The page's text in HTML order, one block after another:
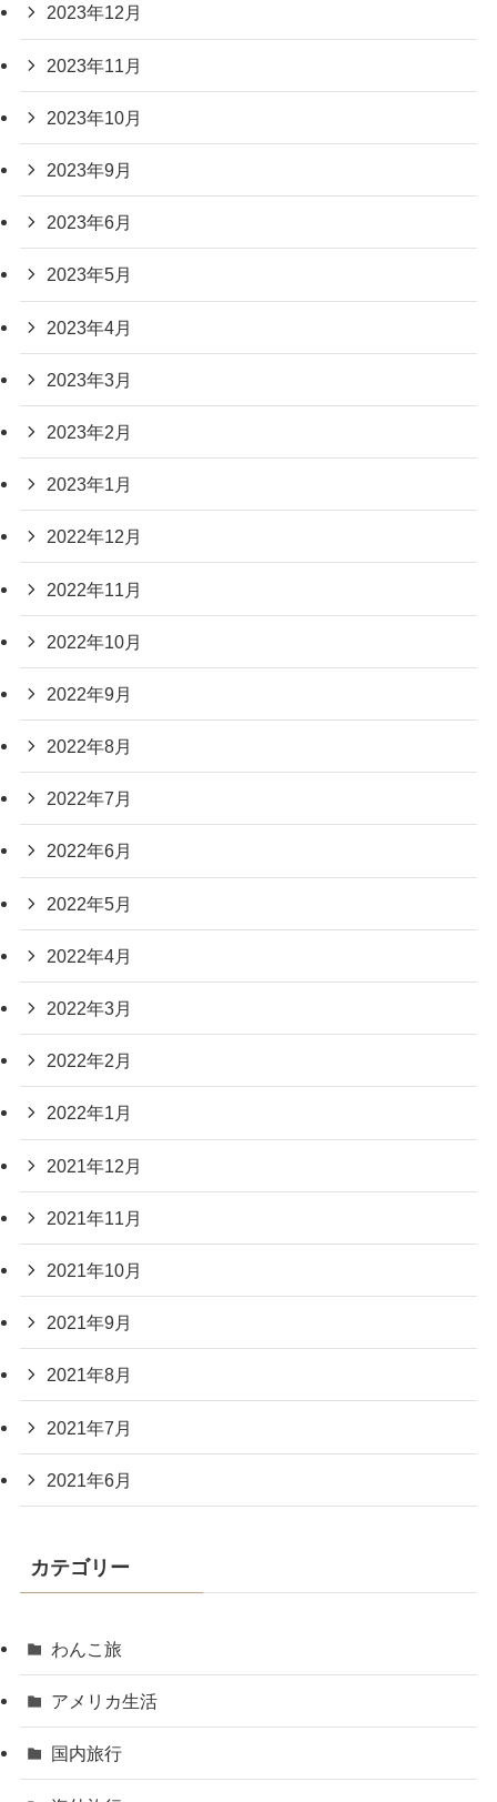
2023年12月
2023年11月
2023年10月
2023年9月
2023年6月
2023年5月
2023年4月
2023年3月
2023年2月
2023年1月
2022年12月
2022年11月
2022年10月
2022年9月
2022年8月
2022年7月
2022年6月
2022年5月
2022年4月
2022年3月
2022年2月
2022年1月
2021年12月
2021年11月
2021年10月
2021年9月
2021年8月
2021年7月
2021年6月
カテゴリー
わんこ旅
アメリカ生活
国内旅行